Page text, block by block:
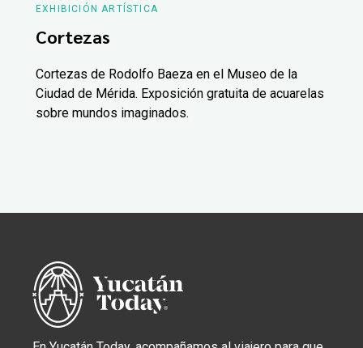
EXHIBICIÓN ARTÍSTICA
Cortezas
Cortezas de Rodolfo Baeza en el Museo de la
Ciudad de Mérida. Exposición gratuita de acuarelas
sobre mundos imaginados.